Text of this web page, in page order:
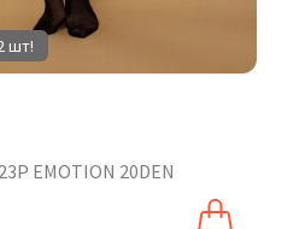
шт!
EMOTION 20DEN